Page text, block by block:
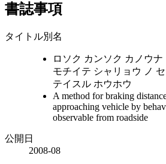
書誌事項
タイトル別名
ロソク カンソク カノウ
モチイテ シャリョウ ノ
テイスル ホウホウ
A method for braking
approaching vehicle by
observable from roadside
公開日
2008-08